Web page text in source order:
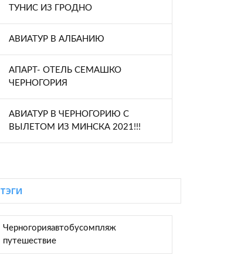
ТУНИС ИЗ ГРОДНО
АВИАТУР В АЛБАНИЮ
АПАРТ- ОТЕЛЬ СЕМАШКО
ЧЕРНОГОРИЯ
АВИАТУР В ЧЕРНОГОРИЮ С
ВЫЛЕТОМ ИЗ МИНСКА 2021!!!
ТЭГИ
Черногорияавтобусомпляж
путешествие